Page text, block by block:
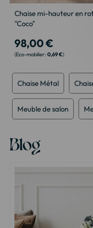
Chaise mi-hauteur en
"Coco"
98,00 €
0,69 €
Chaise Métal
Meuble de salon
Blog